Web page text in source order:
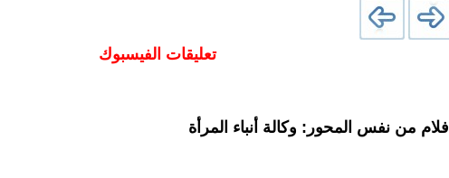
تعليقات الفيسبوك
افلام من نفس المحور: وكالة أنباء المرأة